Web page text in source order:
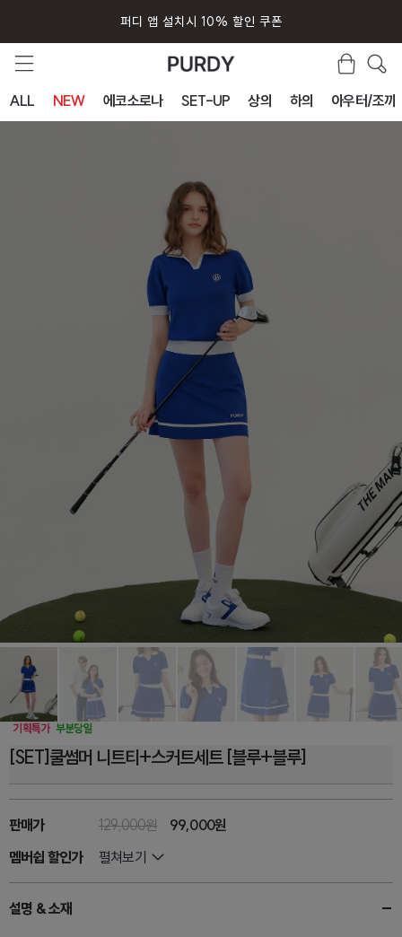
퍼디 앱 설치시 10% 할인 쿠폰
ALL NEW 에코소로나 SET-UP 상의 하의 아우터/조끼
[SET]쿨썸머 니트티+스커트세트 [블루+블루]
판매가 129,000원
99,000원
멤버쉽 할인가
펼쳐보기
설명 & 소재